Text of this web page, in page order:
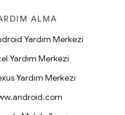
ALMA
Yardım Merkezi
Yardım Merkezi
Yardım Merkezi